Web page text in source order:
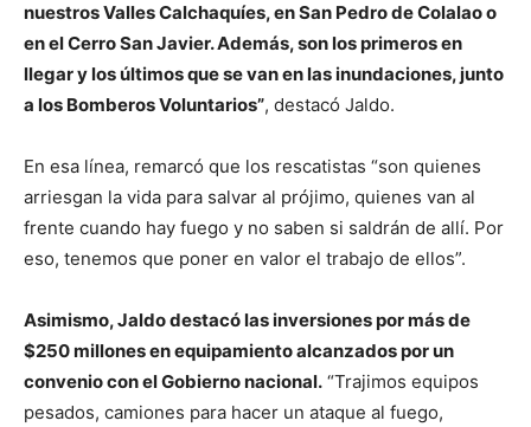
nuestros Valles Calchaquíes, en San Pedro de Colalao o
en el Cerro San Javier. Además, son los primeros en
llegar y los últimos que se van en las inundaciones, junto
a los Bomberos Voluntarios”, destacó Jaldo.
En esa línea, remarcó que los rescatistas “son quienes
arriesgan la vida para salvar al prójimo, quienes van al
frente cuando hay fuego y no saben si saldrán de allí. Por
eso, tenemos que poner en valor el trabajo de ellos”.
Asimismo, Jaldo destacó las inversiones por más de
$250 millones en equipamiento alcanzados por un
convenio con el Gobierno nacional. “Trajimos equipos
pesados, camiones para hacer un ataque al fuego,